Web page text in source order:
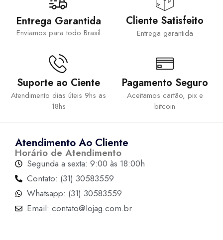
Entrega Garantida
Enviamos para todo Brasil
Cliente Satisfeito
Entrega garantida
Suporte ao Ciente
Atendimento dias úteis 9hs as
18hs
Pagamento Seguro
Aceitamos cartão, pix e
bitcoin
Atendimento Ao Cliente
Horário de Atendimento
Segunda a sexta: 9:00 às 18:00h
Contato: (31) 30583559
Whatsapp: (31) 30583559
Email: contato@lojag.com.br